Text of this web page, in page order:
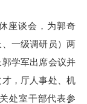
座谈会，为郭奇
、一级调研员）两
学军出席会议并
，厅人事处、机
处室干部代表参